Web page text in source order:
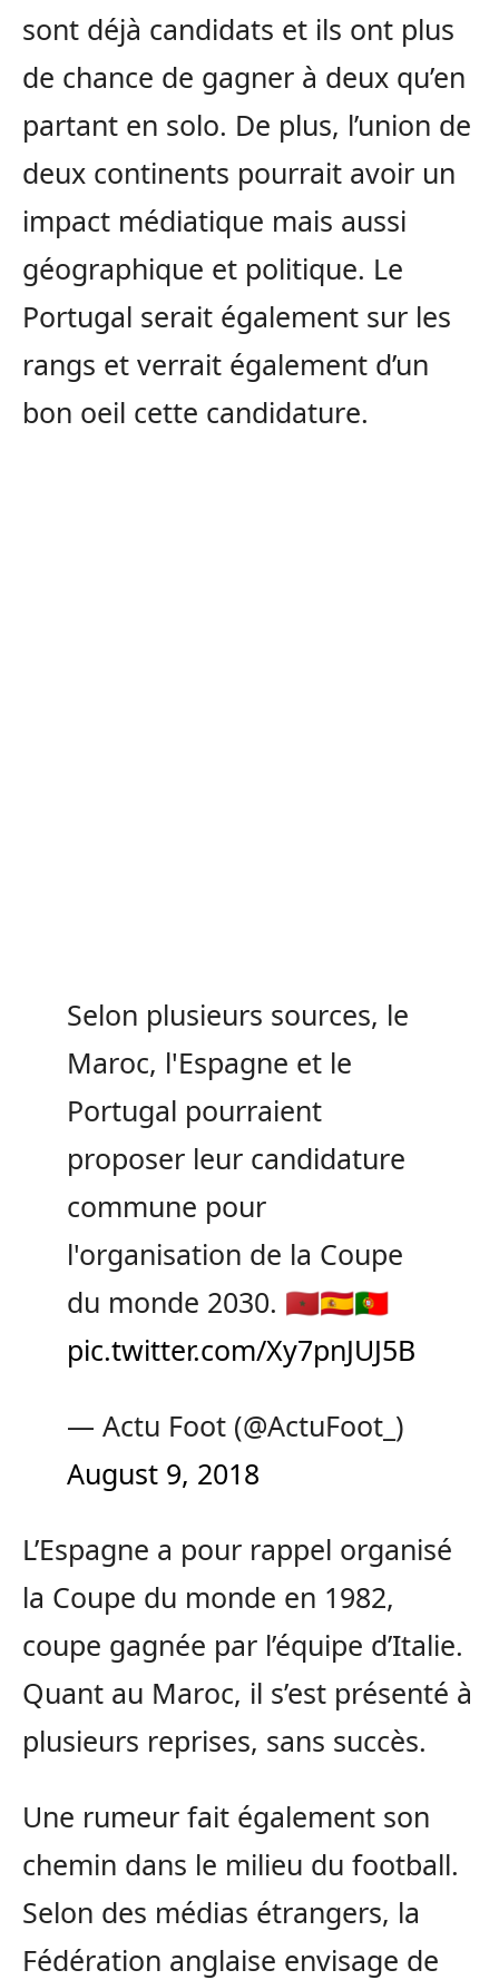
sont déjà candidats et ils ont plus
de chance de gagner à deux qu’en
partant en solo. De plus, l’union de
deux continents pourrait avoir un
impact médiatique mais aussi
géographique et politique. Le
Portugal serait également sur les
rangs et verrait également d’un
bon oeil cette candidature.
Selon plusieurs sources, le
Maroc, l'Espagne et le
Portugal pourraient
proposer leur candidature
commune pour
l'organisation de la Coupe
du monde 2030. 🇲🇦🇪🇸🇵🇹
pic.twitter.com/Xy7pnJUJ5B
— Actu Foot (@ActuFoot_)
August 9, 2018
L’Espagne a pour rappel organisé
la Coupe du monde en 1982,
coupe gagnée par l’équipe d’Italie.
Quant au Maroc, il s’est présenté à
plusieurs reprises, sans succès.
Une rumeur fait également son
chemin dans le milieu du football.
Selon des médias étrangers, la
Fédération anglaise envisage de